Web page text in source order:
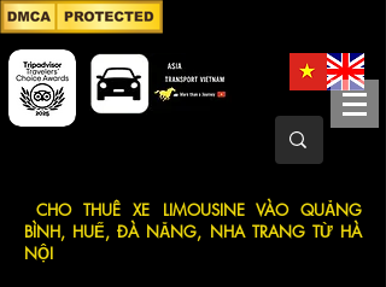
CHO THUÊ XE LIMOUSINE VÀO QUẢNG
BÌNH, HUẾ, ĐÀ NẴNG, NHA TRANG TỪ HÀ
NỘI